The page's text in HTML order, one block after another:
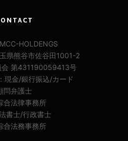
HOLDENGS
県熊谷市佐谷田1001-2
会 第431190059413号
現金/銀行振込/カード
問弁護士
合法律事務所
書士/行政書士
合法務事務所